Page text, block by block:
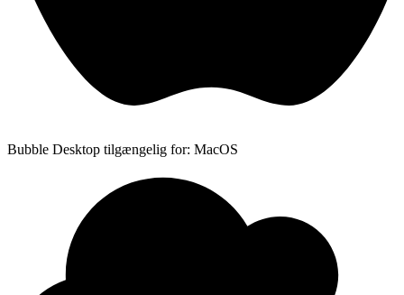
Bubble Desktop tilgængelig for: MacOS